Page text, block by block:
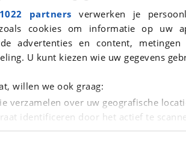
partners verwerken je
zoals cookies om informatie op
advertenties en content,
U kunt kiezen wie uw gegevens
willen we ook graag:
verzamelen over uw geografische
identificeren door het actief te
uw persoonlijke gegevens worden
Disclaimer- en Privacyverklaring